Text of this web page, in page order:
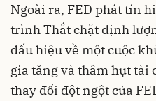
Ngoài ra, FED phát tín
trình Thắt chặt định
dấu hiệu về một cuộc
gia tăng và thâm hụt tài
thay đổi đột ngột của